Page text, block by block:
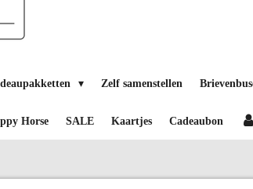
Zelf samenstellen
Horse SALE Kaartjes Cadeaubon